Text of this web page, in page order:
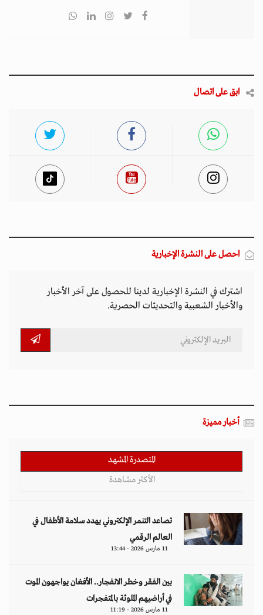
ابق على اتصال
احصل على النشرة الإخبارية
اشترك في النشرة الإخبارية لدينا للحصول على آخر الأخبار
والأخبار الشعبية والتحديثات الحصرية.
أخبار مميزة
المتصدرة المشهد
الأكثر مشاهدة
تصاعد التنمر الإلكتروني يهدد سلامة الأطفال في
العالم الرقمي
11 مارس 2026 - 13:44
بين الفقر وخطر الانفجار.. الأفغان يواجهون الموت
في أراضيهم الملوثة بالمتفجرات
11 مارس 2026 - 11:19